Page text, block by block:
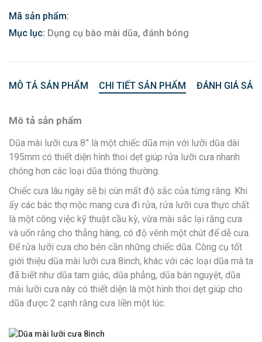
Mã sản phẩm:
Mục lục: Dụng cụ bào mài dũa, đánh bóng
MÔ TẢ SẢN PHẨM CHI TIẾT SẢN PHẨM ĐÁNH GIÁ
Mô tả sản phẩm
Dũa mài lưỡi cưa 8” là một chiếc dũa mịn với lưỡi dũa dài
195mm có thiết diện hình thoi dẹt giúp rửa lưỡi cưa nhanh
chóng hơn các loại dũa thông thường.
Chiếc cưa lâu ngày sẽ bị cùn mất độ sắc của từng răng. Khi
ấy các bác thợ mộc mang cưa đi rửa, rửa lưỡi cưa thực chất
là một công việc kỹ thuật cầu kỳ, vừa mài sắc lại răng cưa
và uốn răng cho thẳng hàng, có độ vênh một chút để dễ cưa.
Để rửa lưỡi cưa cho bén cần những chiếc dũa. Công cụ tốt
giới thiệu dũa mài lưỡi cưa 8inch, khác với các loại dũa mà ta
đã biết như dũa tam giác, dũa phẳng, dũa bán nguyệt, dũa
mài lưỡi cưa này có thiết diện là một hình thoi dẹt giúp cho
dũa được 2 cạnh răng cưa liền một lúc.